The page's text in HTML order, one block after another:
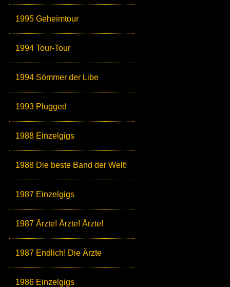
1995 Geheimtour
1994 Tour-Tour
1994 Sömmer der Libe
1993 Plugged
1988 Einzelgigs
1988 Die beste Band der Welt!
1987 Einzelgigs
1987 Ärzte! Ärzte! Ärzte!
1987 Endlich! Die Ärzte
1986 Einzelgigs